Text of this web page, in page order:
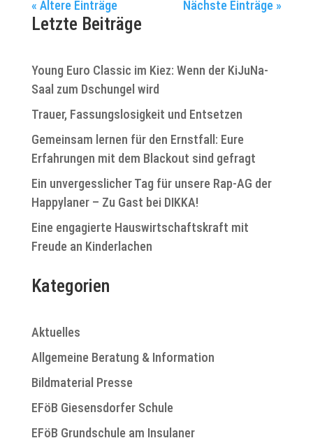
« Ältere Einträge Nächste Einträge »
Letzte Beiträge
Young Euro Classic im Kiez: Wenn der KiJuNa-
Saal zum Dschungel wird
Trauer, Fassungslosigkeit und Entsetzen
Gemeinsam lernen für den Ernstfall: Eure
Erfahrungen mit dem Blackout sind gefragt
Ein unvergesslicher Tag für unsere Rap-AG der
Happylaner – Zu Gast bei DIKKA!
Eine engagierte Hauswirtschaftskraft mit
Freude an Kinderlachen
Kategorien
Aktuelles
Allgemeine Beratung & Information
Bildmaterial Presse
EFöB Giesensdorfer Schule
EFöB Grundschule am Insulaner